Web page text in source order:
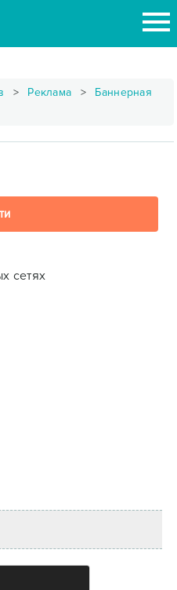
Реклама
Баннерная
сетях